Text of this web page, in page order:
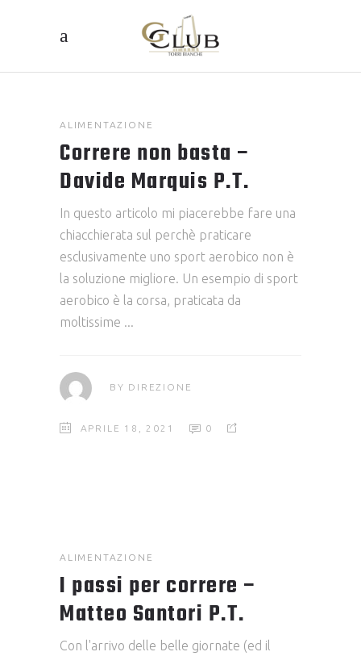
ALIMENTAZIONE
Correre non basta –
Davide Marquis P.T.
In questo articolo mi piacerebbe fare una
chiacchierata sul perchè praticare
esclusivamente uno sport aerobico non è
la soluzione migliore. Un esempio di sport
aerobico è la corsa, praticata da
moltissime
BY DIREZIONE
APRILE 18, 2021 0
ALIMENTAZIONE
I passi per correre –
Matteo Santori P.T.
Con l'arrivo delle belle giornate (ed il